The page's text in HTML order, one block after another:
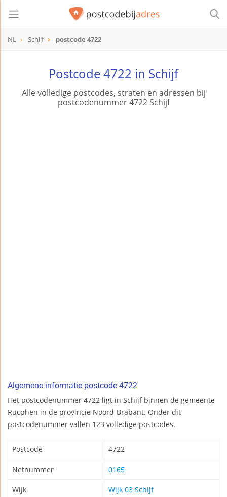
NL Schijf postcode 4722
Postcode 4722 in Schijf
Alle volledige postcodes, straten en adressen bij
postcodenummer 4722 Schijf
Algemene informatie postcode 4722
Het postcodenummer 4722 ligt in Schijf binnen de gemeente
Rucphen in de provincie Noord-Brabant. Onder dit
postcodenummer vallen 123 volledige postcodes.
Postcode 4722
Netnummer 0165
Wijk Wijk 03 Schijf